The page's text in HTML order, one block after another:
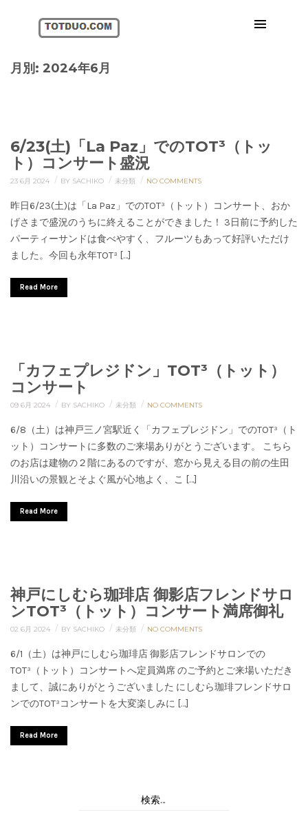
月別: 2024年6月
6/23(土)「La Paz」でのTOT³（トッ
ト）コンサート盛況
23 6月 2024 / BY SACHIKO / 未分類 / NO COMMENTS
昨日6/23(土)は「La Paz」でのTOT³（トット）コンサート、おか
げさまで盛況のうちに終えることができました！ 3日前に予約した
パーティーサンドは食べやすく、フルーツもあって好評いただけ
ました。今回も永年TOT³ […]
Read More
「カフェプレジドン」TOT³（トット）
コンサート
09 6月 2024 / BY SACHIKO / 未分類 / NO COMMENTS
6/8（土）は神戸三ノ宮駅近く「カフェプレジドン」でのTOT³（ト
ット）コンサートに多数のご来場ありがとうございます。 こちら
のお店は建物の２階にあるのですが、窓から見える目の前の生田
川沿いの景観とそよぐ風が心地よく、こ […]
Read More
神戸にしむら珈琲店 御影店フレンドサロ
ンTOT³（トット）コンサート満席御礼
02 6月 2024 / BY SACHIKO / 未分類 / NO COMMENTS
6/1（土）は神戸にしむら珈琲店 御影店フレンドサロンでの
TOT³（トット）コンサートへ定員満席 のご予約とご来場いただき
まして、誠にありがとうございました にしむら珈琲フレンドサロ
ンでのTOT³コンサートを大変楽しみに […]
Read More